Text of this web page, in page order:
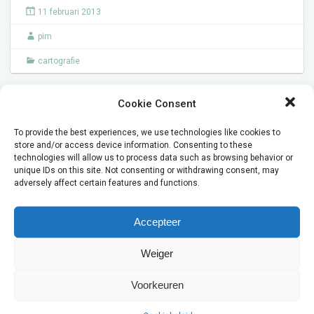
Cookie Consent
To provide the best experiences, we use technologies like cookies to
store and/or access device information. Consenting to these
technologies will allow us to process data such as browsing behavior or
unique IDs on this site. Not consenting or withdrawing consent, may
adversely affect certain features and functions.
Accepteer
Weiger
Voorkeuren
11 februari 2013
pim
cartografie
Indysign Communicatieadvies Amsterdam helpt uw graag
intern gebruik op de Retail Summit van Progress Software